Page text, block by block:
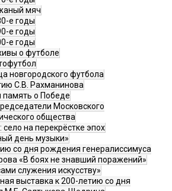
мяч
е годы
е годы
е годы
о футболе
новгородского футбола
С.В. Рахманинова
память о Победе
Московского
общества
на перекрёстке эпох
день музыки»
со дня рождения генералиссимуса
«В боях не знавший поражений»
служения искусству»
выставка к 200-летию со дня